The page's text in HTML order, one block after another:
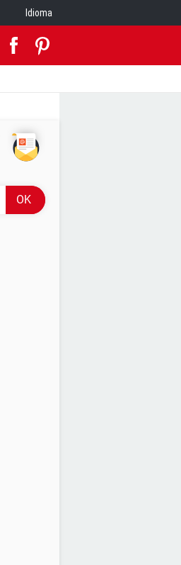
Idioma